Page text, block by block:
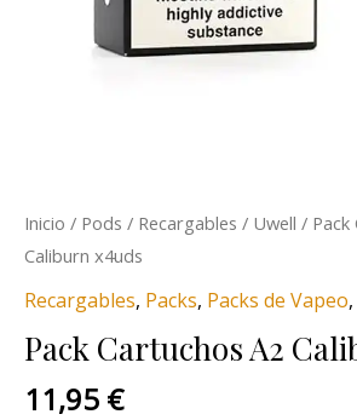
Inicio / Pods / Recargables / Uwell / Pack
Caliburn x4uds
Recargables, Packs, Packs de Vapeo,
Pack Cartuchos A2
11,95 €